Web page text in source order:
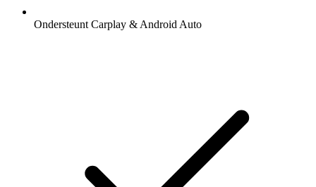
Ondersteunt Carplay & Android Auto